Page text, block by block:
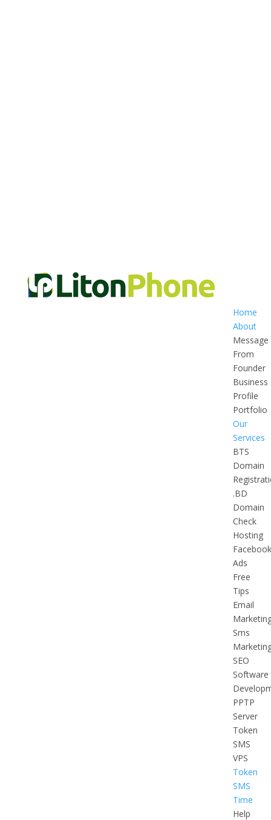
Home
About
Message
From
Founder
Business
Profile
Portfolio
Our
Services
BTS
Domain
.BD
Domain
Check
Hosting
Facebook
Ads
Free
Tips
Email
Sms
SEO
Software
PPTP
Server
Token
SMS
VPS
Token
SMS
Time
Help